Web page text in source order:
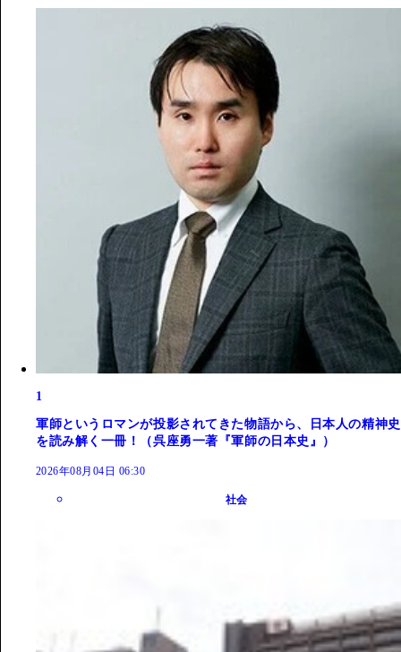
1
軍師というロマンが投影されてきた物語から、日本人の精神史
を読み解く一冊！（呉座勇一著『軍師の日本史』）
2026年08月04日 06:30
社会